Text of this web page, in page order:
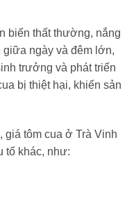
biến thất thường, nắng
giữa ngày và đêm lớn,
trưởng và phát triển
bị thiệt hại, khiến sản
giá tôm cua ở Trà Vinh
tố khác, như: